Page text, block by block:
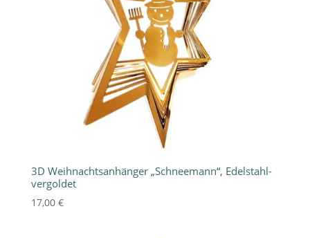
3D Weihnachtsanhänger „Schneemann“, Edelstahl-
vergoldet
17,00 €